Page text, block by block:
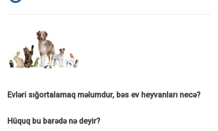
Evləri sığortalamaq məlumdur, bəs ev heyvanları necə?
Hüquq bu barədə nə deyir?